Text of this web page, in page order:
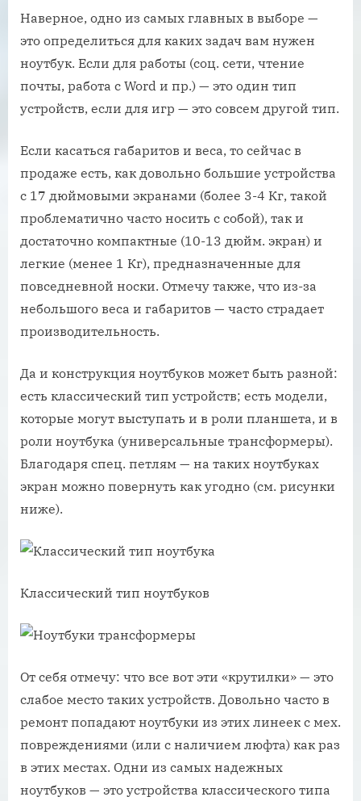
Наверное, одно из самых главных в выборе —
это определиться для каких задач вам нужен
ноутбук. Если для работы (соц. сети, чтение
почты, работа с Word и пр.) — это один тип
устройств, если для игр — это совсем другой тип.
Если касаться габаритов и веса, то сейчас в
продаже есть, как довольно большие устройства
с 17 дюймовыми экранами (более 3-4 Кг, такой
проблематично часто носить с собой), так и
достаточно компактные (10-13 дюйм. экран) и
легкие (менее 1 Кг), предназначенные для
повседневной носки. Отмечу также, что из-за
небольшого веса и габаритов — часто страдает
производительность.
Да и конструкция ноутбуков может быть разной:
есть классический тип устройств; есть модели,
которые могут выступать и в роли планшета, и в
роли ноутбука (универсальные трансформеры).
Благодаря спец. петлям — на таких ноутбуках
экран можно повернуть как угодно (см. рисунки
ниже).
Классический тип ноутбуков
От себя отмечу: что все вот эти «крутилки» — это
слабое место таких устройств. Довольно часто в
ремонт попадают ноутбуки из этих линеек с мех.
повреждениями (или с наличием люфта) как раз
в этих местах. Одни из самых надежных
ноутбуков — это устройства классического типа